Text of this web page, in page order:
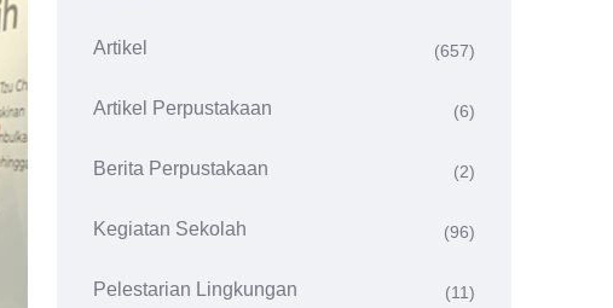
Artikel (657)
Artikel Perpustakaan (6)
Berita Perpustakaan (2)
Kegiatan Sekolah (96)
Pelestarian Lingkungan (11)